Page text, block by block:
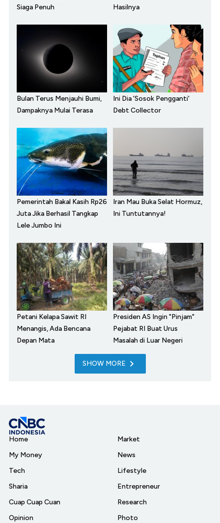
Siaga Penuh
Hasilnya
Bulan Terus Menjauhi Bumi,
Dampaknya Mulai Terasa
Ini Dia 'Sosok Pengganti'
Debt Collector
Pemerintah Bakal Kasih Rp26
Juta Jika Berhasil Tangkap
Lele Jumbo Ini
Iran Mau Buka Selat Hormuz,
Ini Tuntutannya!
Petani Kelapa Sawit RI
Menangis, Ada Bencana
Depan Mata
Presiden AS Ingin "Pinjam"
Pejabat RI Buat Urus
Masalah di Luar Negeri
SHOW MORE
Home
My Money
Tech
Sharia
Cuap Cuap Cuan
Opinion
Market
News
Lifestyle
Entrepreneur
Research
Photo